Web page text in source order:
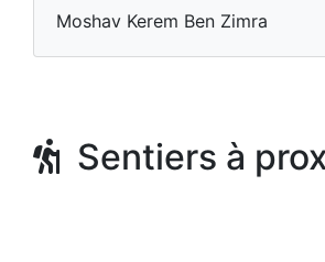
Moshav Kerem Ben Zimra
Sentiers à